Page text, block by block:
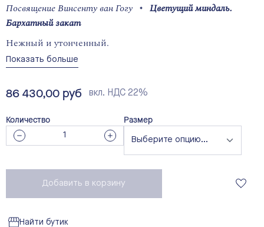
Посвящение Винсенту ван Гогу
Цветущий миндаль.
Бархатный закат
Нежный и утонченный.
Показать больше
86 430,00 руб вкл. НДС 22%
Количество Размер
Добавить в корзину
Найти бутик